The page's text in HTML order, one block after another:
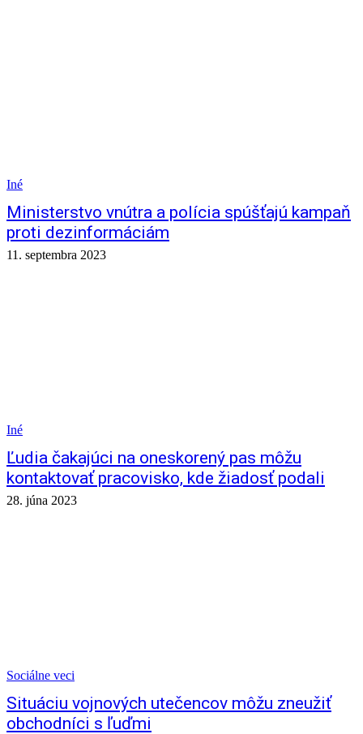
Iné
Ministerstvo vnútra a polícia spúšťajú kampaň
proti dezinformáciám
11. septembra 2023
Iné
Ľudia čakajúci na oneskorený pas môžu
kontaktovať pracovisko, kde žiadosť podali
28. júna 2023
Sociálne veci
Situáciu vojnových utečencov môžu zneužiť
obchodníci s ľuďmi